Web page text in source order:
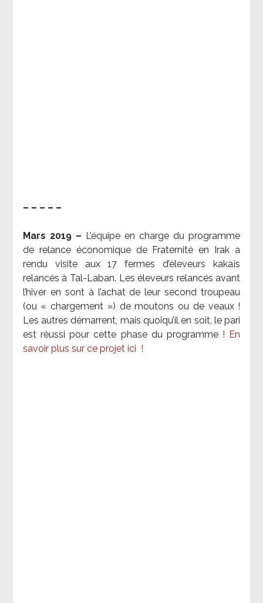
– – – – –
Mars 2019 – L’équipe en charge du programme
de relance économique de Fraternité en Irak a
rendu visite aux 17 fermes d’éleveurs kakaïs
relancés à Tal-Laban. Les éleveurs relancés avant
l’hiver en sont à l’achat de leur second troupeau
(ou « chargement ») de moutons ou de veaux !
Les autres démarrent, mais quoiqu’il en soit, le pari
est réussi pour cette phase du programme ! En
savoir plus sur ce projet ici !